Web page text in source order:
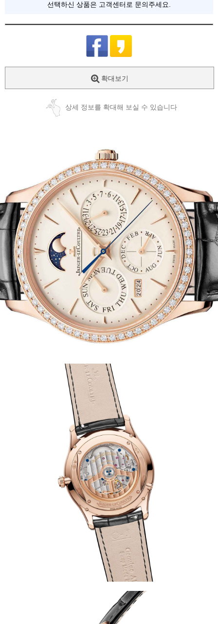
선택하신 상품은 고객센터로 문의주세요.
확대보기
상세 정보를 확대해 보실 수 있습니다